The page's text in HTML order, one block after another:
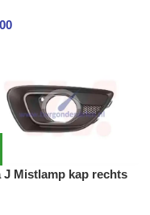
J Mistlamp kap rechts